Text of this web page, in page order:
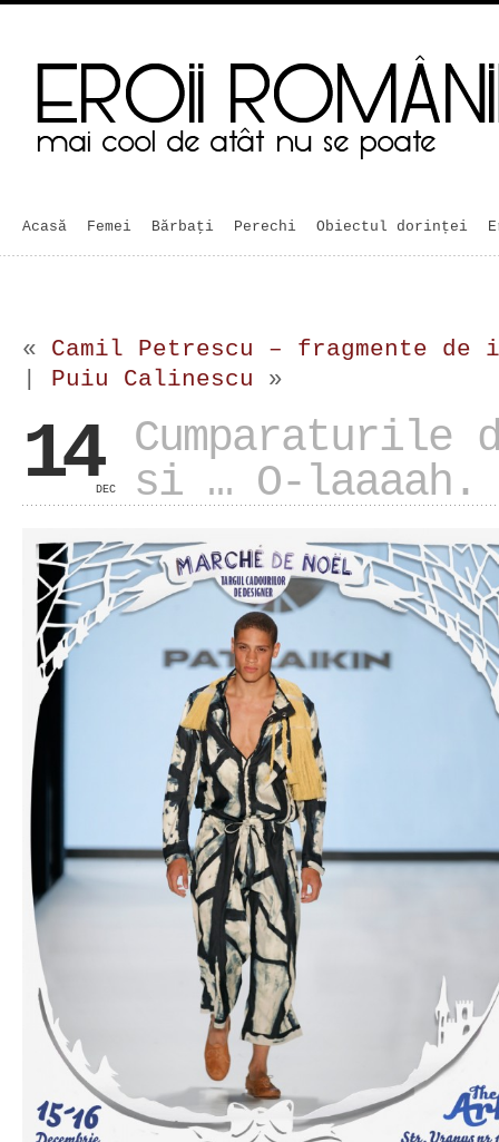
Acasă Femei Bărbaţi Perechi Obiectul dorinței
« Camil Petrescu – fragmente
Puiu Calinescu »
14DEC
Cumparaturile
si … O-laaaah.